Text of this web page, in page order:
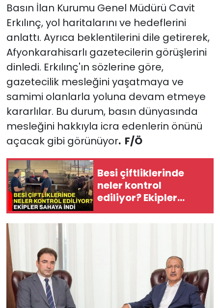
Basın İlan Kurumu Genel Müdürü Cavit
Erkılınç, yol haritalarını ve hedeflerini
anlattı. Ayrıca beklentilerini dile getirerek,
Afyonkarahisarlı gazetecilerin görüşlerini
dinledi. Erkılınç'ın sözlerine göre,
gazetecilik mesleğini yaşatmaya ve
samimi olanlarla yoluna devam etmeye
kararlılar. Bu durum, basın dünyasında
mesleğini hakkıyla icra edenlerin önünü
açacak gibi görünüyor. F/Ö
Besi çiftliklerinde
neler kontrol
ediliyor? Ekipler
sahaya indi